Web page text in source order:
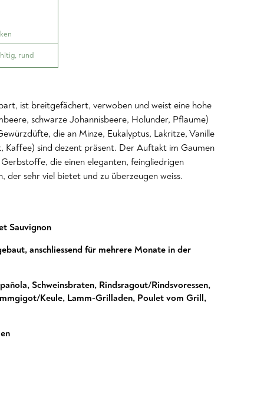
rund
ist breitgefächert, verwoben und weist eine hohe
schwarze Johannisbeere, Holunder, Pflaume)
die an Minze, Eukalyptus, Lakritze, Vanille
Kaffee) sind dezent präsent. Der Auftakt im Gaumen
die einen eleganten, feingliedrigen
der sehr viel bietet und zu überzeugen weiss.
Sauvignon
anschliessend für mehrere Monate in der
, Schweinsbraten, Rindsragout/Rindsvoressen,
Keule, Lamm-Grilladen, Poulet vom Grill,